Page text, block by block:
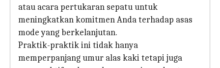
atau acara pertukaran sepatu untuk
meningkatkan komitmen Anda terhadap asas
mode yang berkelanjutan.
Praktik-praktik ini tidak hanya
memperpanjang umur alas kaki tetapi juga